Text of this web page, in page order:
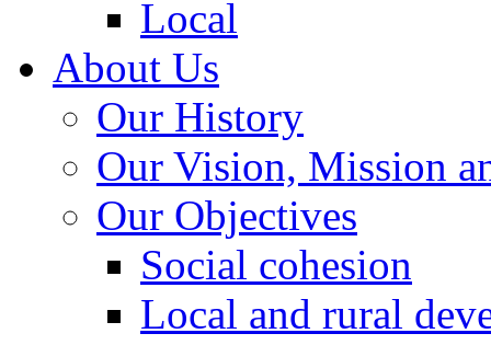
Local
About Us
Our History
Our Vision, Mission
Our Objectives
Social cohesion
Local and rural